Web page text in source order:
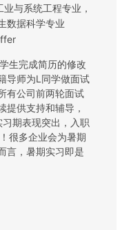
与系统工程专业，
数据科学专业
生完成简历的修改
导师为L同学做面试
有公司前两轮面试
提供支持和辅导，
期表现突出，入职
很多企业会为暑期
言，暑期实习即是